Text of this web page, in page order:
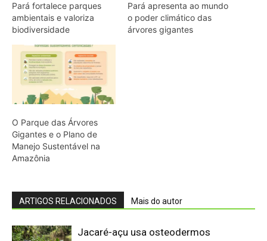
ARTIGOS RELACIONADOS Mais do autor
Jacaré-açu usa osteodermos
vascularizados do dorso para trocar
calor e controlar a temperatura na
Amazônia
Quero-quero usa esporão na asa em
voo rasante para afastar animais
maiores e proteger o ninho camuflado
no campo
na EXPOSIBRAM 2026
Filhotes de tartaruga-da-amazônia